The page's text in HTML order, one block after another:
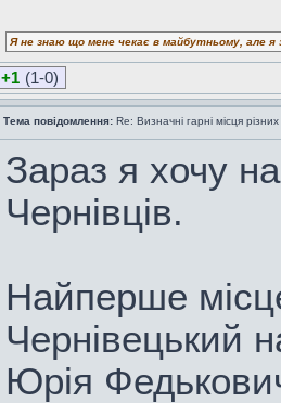
Я не знаю що мене чекає в майбутньому, але
+1 (1-0)
Тема повідомлення: Re: Визначні гарні місця
Зараз я хочу
Чернівців.
Найперше
Чернівецький
Юрія